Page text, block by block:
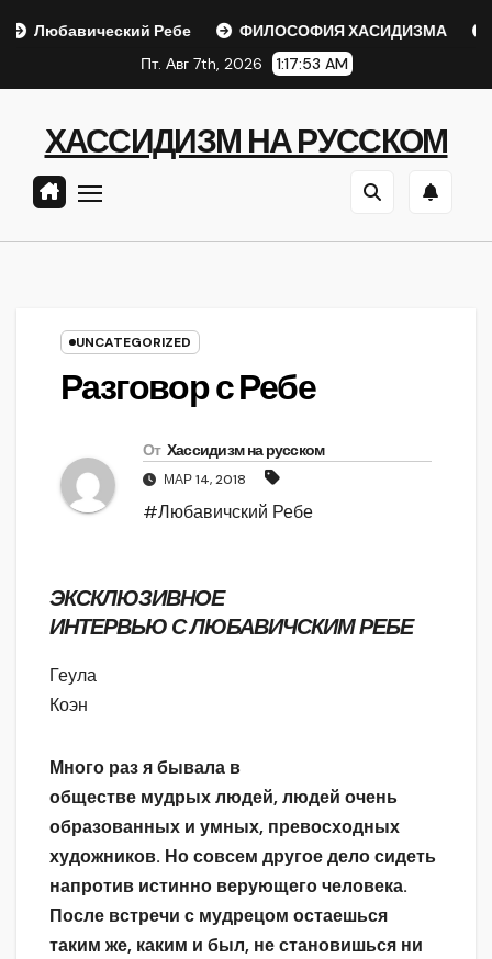
Ребе ФИЛОСОФИЯ ХАСИДИЗМА
Пт. Авг 7th, 2026
1:17:54 AM
ХАССИДИЗМ НА РУССКОМ
UNCATEGORIZED
Разговор с Ребе
От Хассидизм на русском
МАР 14, 2018
#Любавичский Ребе
ЭКСКЛЮЗИВНОЕ
ИНТЕРВЬЮ С ЛЮБАВИЧСКИМ РЕБЕ
Геула
Коэн
Много раз я бывала в
обществе мудрых людей, людей очень
образованных и умных, превосходных
художников. Но совсем другое дело сидеть
напротив истинно верующего человека.
После встречи с мудрецом остаешься
таким же, каким и был, не становишься ни